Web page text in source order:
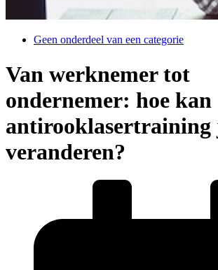
Geen onderdeel van een categorie
Van werknemer tot
ondernemer: hoe kan
antirooklasertraining
veranderen?